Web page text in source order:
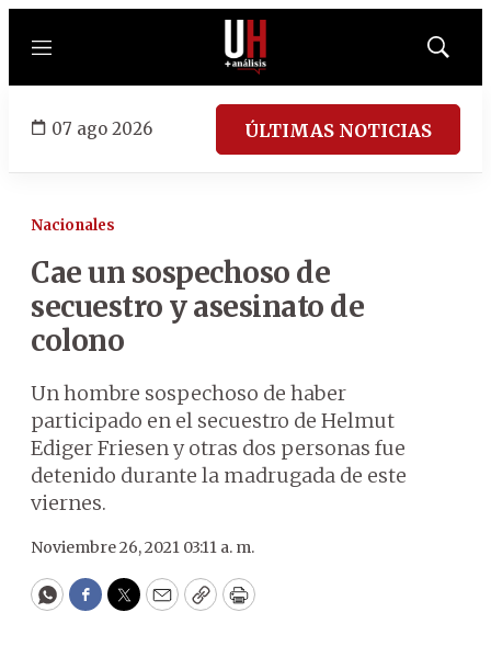
Menú
Mostrar
07 ago 2026 ÚLTIMAS NOTICIAS
Nacionales
Cae un sospechoso de
secuestro y asesinato de
colono
Un hombre sospechoso de haber
participado en el secuestro de Helmut
Ediger Friesen y otras dos personas fue
detenido durante la madrugada de este
viernes.
Noviembre 26, 2021 03:11 a. m.
WhatsApp
Facebook
Twitter
EmailCopyPrint